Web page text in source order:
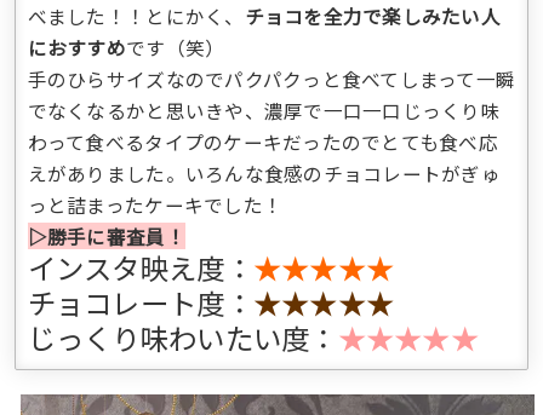
べました！！とにかく、 チョコを全力で楽しみたい人
におすすめです（笑）
手のひらサイズなのでパクパクっと食べてしまって一瞬
でなくなるかと思いきや、濃厚で一口一口じっくり味
わって食べるタイプのケーキだったのでとても食べ応
えがありました。いろんな食感のチョコレートがぎゅ
っと詰まったケーキでした！
▷勝手に審査員！
インスタ映え度： ★★★★★
チョコレート度： ★★★★★
じっくり味わいたい度： ★★★★★